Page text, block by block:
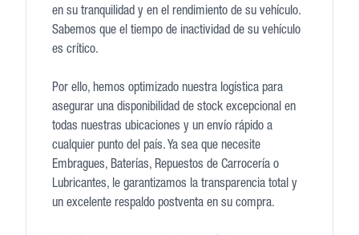
en su tranquilidad y en el rendimiento de su vehículo.
Sabemos que el tiempo de inactividad de su vehículo
es crítico.
Por ello, hemos optimizado nuestra logística para
asegurar una disponibilidad de stock excepcional en
todas nuestras ubicaciones y un envío rápido a
cualquier punto del país. Ya sea que necesite
Embragues, Baterías, Repuestos de Carrocería o
Lubricantes, le garantizamos la transparencia total y
un excelente respaldo postventa en su compra.